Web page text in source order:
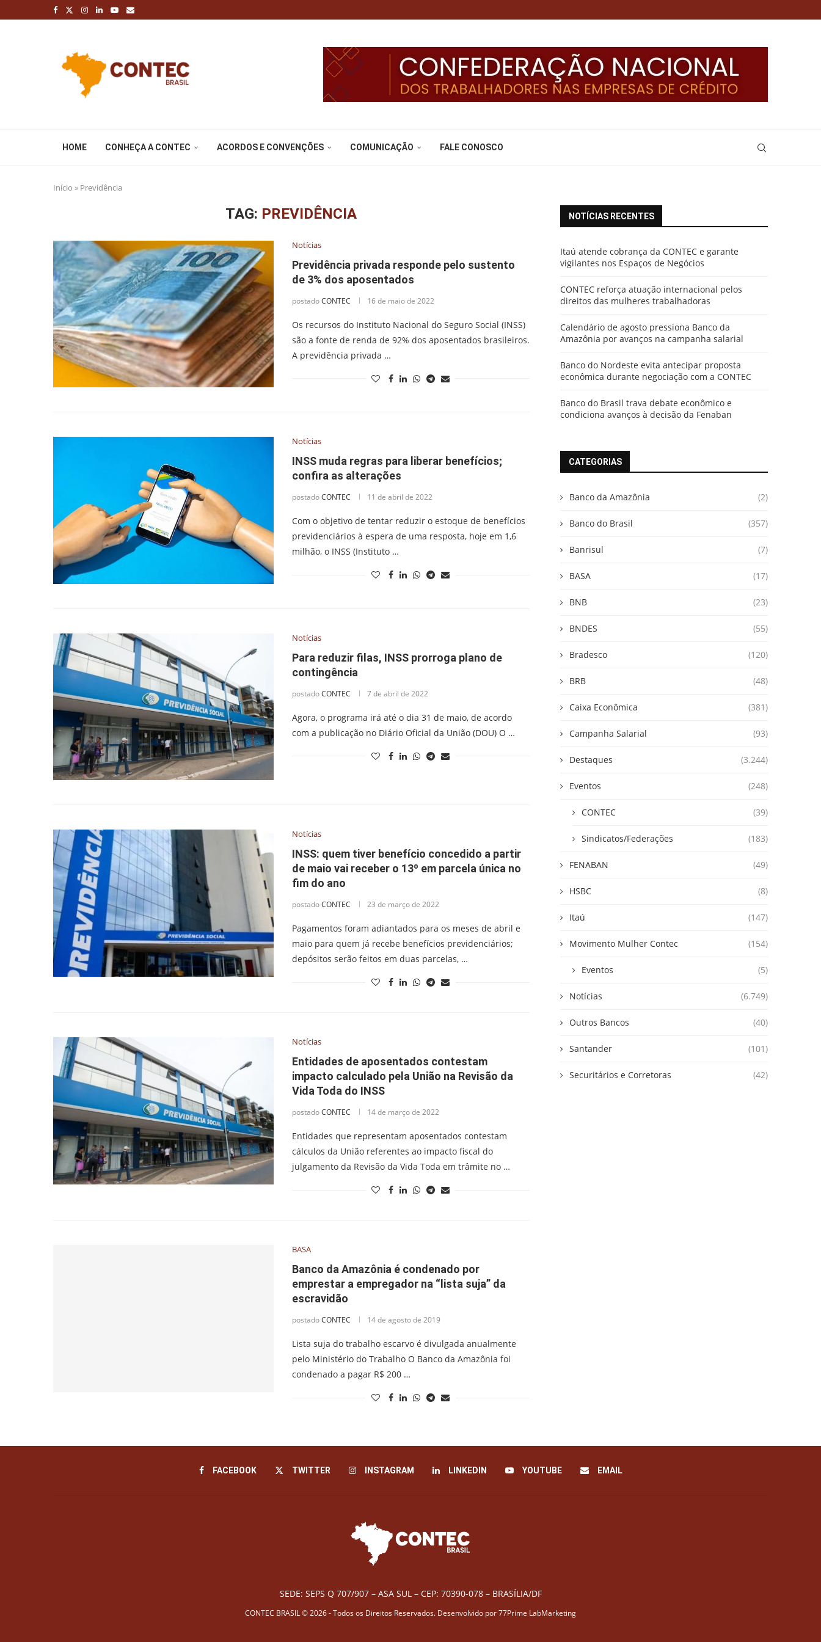
HOME CONHEÇA A CONTEC ACORDOS E CONVENÇÕES COMUNICAÇÃO FALE CONOSCO
Início » Previdência
TAG: PREVIDÊNCIA
Notícias
Previdência privada responde pelo sustento
de 3% dos aposentados
postadoCONTEC 16 de maio de 2022
Os recursos do Instituto Nacional do Seguro Social (INSS)
são a fonte de renda de 92% dos aposentados brasileiros.
A previdência privada …
Notícias
INSS muda regras para liberar benefícios;
confira as alterações
postadoCONTEC 11 de abril de 2022
Com o objetivo de tentar reduzir o estoque de benefícios
previdenciários à espera de uma resposta, hoje em 1,6
milhão, o INSS (Instituto …
Notícias
Para reduzir filas, INSS prorroga plano de
contingência
postadoCONTEC 7 de abril de 2022
Agora, o programa irá até o dia 31 de maio, de acordo
com a publicação no Diário Oficial da União (DOU) O …
Notícias
INSS: quem tiver benefício concedido a partir
de maio vai receber o 13º em parcela única no
fim do ano
postadoCONTEC 23 de março de 2022
Pagamentos foram adiantados para os meses de abril e
maio para quem já recebe benefícios previdenciários;
depósitos serão feitos em duas parcelas, …
Notícias
Entidades de aposentados contestam
impacto calculado pela União na Revisão da
Vida Toda do INSS
postadoCONTEC 14 de março de 2022
Entidades que representam aposentados contestam
cálculos da União referentes ao impacto fiscal do
julgamento da Revisão da Vida Toda em trâmite no …
BASA
Banco da Amazônia é condenado por
emprestar a empregador na “lista suja” da
escravidão
postadoCONTEC 14 de agosto de 2019
Lista suja do trabalho escarvo é divulgada anualmente
pelo Ministério do Trabalho O Banco da Amazônia foi
condenado a pagar R$ 200 …
NOTÍCIAS RECENTES
Itaú atende cobrança da CONTEC e garante
vigilantes nos Espaços de Negócios
CONTEC reforça atuação internacional pelos
direitos das mulheres trabalhadoras
Calendário de agosto pressiona Banco da
Amazônia por avanços na campanha salarial
Banco do Nordeste evita antecipar proposta
econômica durante negociação com a CONTEC
Banco do Brasil trava debate econômico e
condiciona avanços à decisão da Fenaban
CATEGORIAS
Banco da Amazônia (2)
Banco do Brasil (357)
Banrisul (7)
BASA (17)
BNB (23)
BNDES (55)
Bradesco (120)
BRB (48)
Caixa Econômica (381)
Campanha Salarial (93)
Destaques (3.244)
Eventos (248)
CONTEC (39)
Sindicatos/Federações (183)
FENABAN (49)
HSBC (8)
Itaú (147)
Movimento Mulher Contec (154)
Eventos (5)
Notícias (6.749)
Outros Bancos (40)
Santander (101)
Securitários e Corretoras (42)
FACEBOOK TWITTER INSTAGRAM LINKEDIN YOUTUBE EMAIL
SEDE: SEPS Q 707/907 – ASA SUL – CEP: 70390-078 – BRASÍLIA/DF
CONTEC BRASIL © 2026 - Todos os Direitos Reservados. Desenvolvido por77Prime LabMarketing